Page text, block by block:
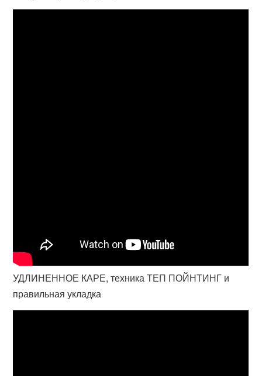
УДЛИНЕННОЕ КАРЕ, техника ТЕП ПОЙНТИНГ и
правильная укладка